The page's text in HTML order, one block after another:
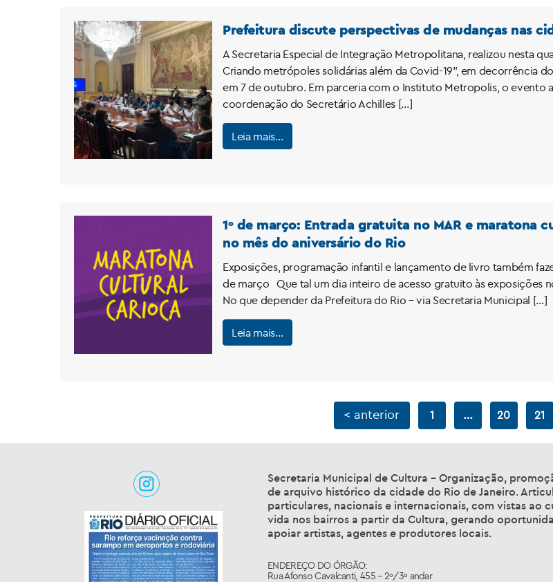
Prefeitura discute perspectivas de mudanças nas
A Secretaria Especial de Integração Metropolitana, realizou nesta
Criando metrópoles solidárias além da Covid-19”, em decorrência
em 7 de outubro. Em parceria com o Instituto Metropolis, o evento
coordenação do Secretário Achilles […]
Leia mais…
1º de março: Entrada gratuita no MAR e maratona
no mês do aniversário do Rio
Exposições, programação infantil e lançamento de livro também
de março Que tal um dia inteiro de acesso gratuito às exposições
No que depender da Prefeitura do Rio – via Secretaria Municipal […]
Leia mais…
< anterior 1 … 20 21
Secretaria Municipal de Cultura – Organização,
de arquivo histórico da cidade do Rio de Janeiro.
particulares, nacionais e internacionais, com vistas ao
vida nos bairros a partir da Cultura, gerando
apoiar artistas, agentes e produtores locais.
ENDEREÇO DO ÓRGÃO:
Rua Afonso Cavalcanti, 455 – 2º/3º andar